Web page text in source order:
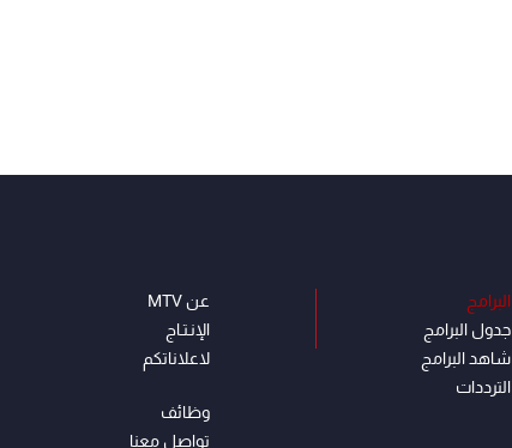
البرامج
جدول البرامج
شاهد البرامج
الترددات
عن MTV
الإنـتـاج
لاعلاناتكم
وظائف
تواصل معنا